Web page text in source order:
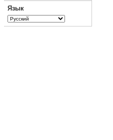
Язык